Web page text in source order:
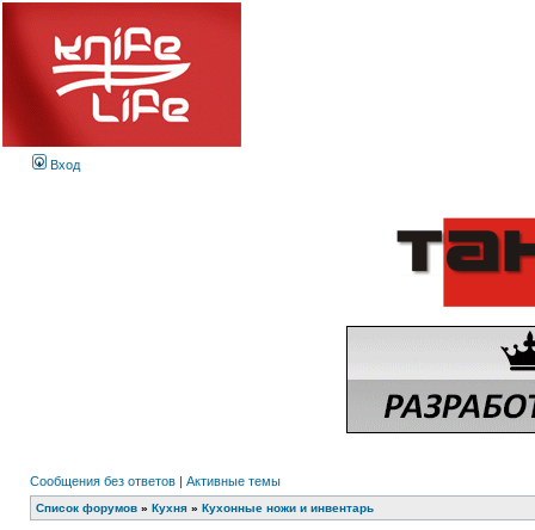
Вход
Сообщения без ответов | Активные темы
Список форумов » Кухня » Кухонные ножи и инвентарь